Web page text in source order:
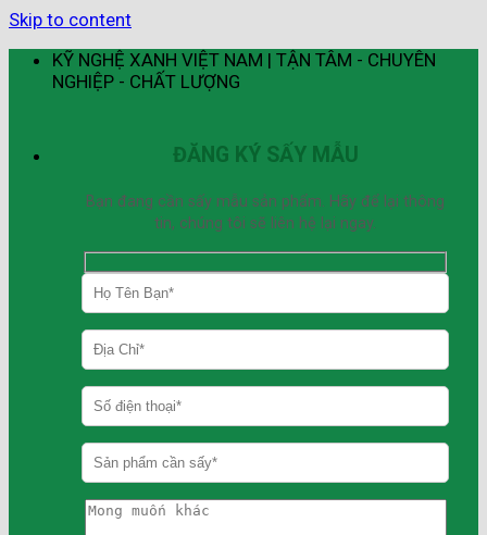
Skip to content
KỸ NGHỆ XANH VIỆT NAM | TẬN TÂM - CHUYÊN
NGHIỆP - CHẤT LƯỢNG
ĐĂNG KÝ SẤY MẪU
Bạn đang cần sấy mẫu sản phẩm. Hãy để lại thông
tin, chúng tôi sẽ liên hệ lại ngay.